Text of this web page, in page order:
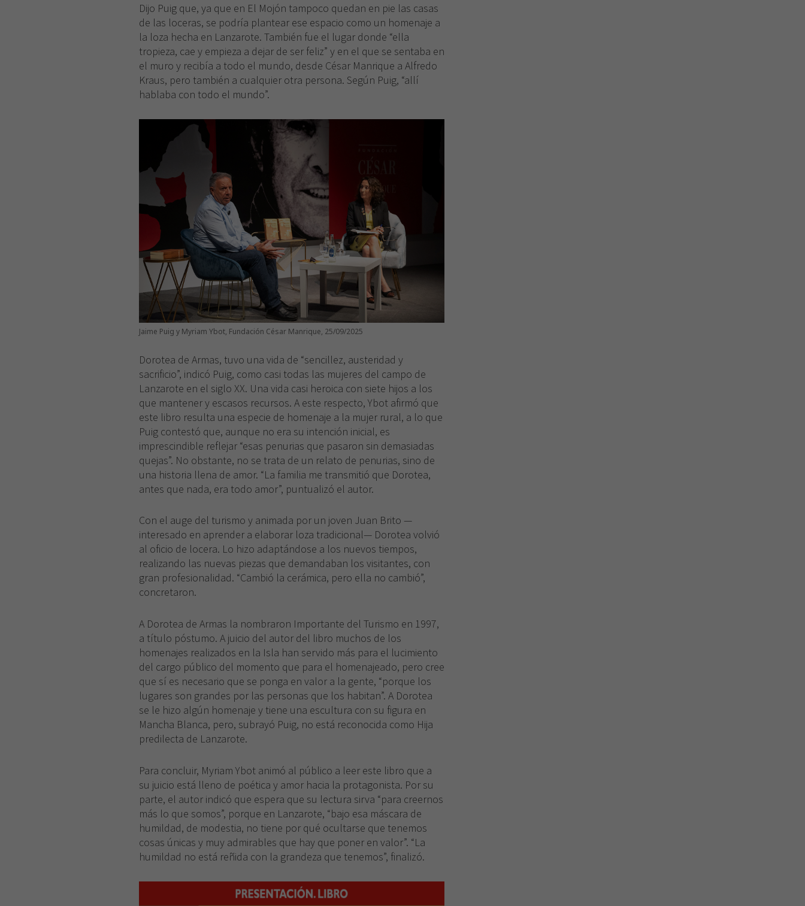
Dijo Puig que, ya que en El Mojón tampoco quedan en pie las casas
de las loceras, se podría plantear ese espacio como un homenaje a
la loza hecha en Lanzarote. También fue el lugar donde “ella
tropieza, cae y empieza a dejar de ser feliz” y en el que se sentaba en
el muro y recibía a todo el mundo, desde César Manrique a Alfredo
Kraus, pero también a cualquier otra persona. Según Puig, “allí
hablaba con todo el mundo”.
Jaime Puig y Myriam Ybot, Fundación César Manrique, 25/09/2025
Dorotea de Armas, tuvo una vida de “sencillez, austeridad y
sacrificio”, indicó Puig, como casi todas las mujeres del campo de
Lanzarote en el siglo XX. Una vida casi heroica con siete hijos a los
que mantener y escasos recursos. A este respecto, Ybot afirmó que
este libro resulta una especie de homenaje a la mujer rural, a lo que
Puig contestó que, aunque no era su intención inicial, es
imprescindible reflejar “esas penurias que pasaron sin demasiadas
quejas”. No obstante, no se trata de un relato de penurias, sino de
una historia llena de amor. “La familia me transmitió que Dorotea,
antes que nada, era todo amor”, puntualizó el autor.
Con el auge del turismo y animada por un joven Juan Brito —
interesado en aprender a elaborar loza tradicional— Dorotea volvió
al oficio de locera. Lo hizo adaptándose a los nuevos tiempos,
realizando las nuevas piezas que demandaban los visitantes, con
gran profesionalidad. “Cambió la cerámica, pero ella no cambió”,
concretaron.
A Dorotea de Armas la nombraron Importante del Turismo en 1997,
a título póstumo. A juicio del autor del libro muchos de los
homenajes realizados en la Isla han servido más para el lucimiento
del cargo público del momento que para el homenajeado, pero cree
que sí es necesario que se ponga en valor a la gente, “porque los
lugares son grandes por las personas que los habitan”. A Dorotea
se le hizo algún homenaje y tiene una escultura con su figura en
Mancha Blanca, pero, subrayó Puig, no está reconocida como Hija
predilecta de Lanzarote.
Para concluir, Myriam Ybot animó al público a leer este libro que a
su juicio está lleno de poética y amor hacia la protagonista. Por su
parte, el autor indicó que espera que su lectura sirva “para creernos
más lo que somos”, porque en Lanzarote, “bajo esa máscara de
humildad, de modestia, no tiene por qué ocultarse que tenemos
cosas únicas y muy admirables que hay que poner en valor”. “La
humildad no está reñida con la grandeza que tenemos”, finalizó.
Necesarias
Estas
cookies no
opcionales.
Son
necesarias
para que
Experiencia
nuestra web
funcione lo
rechaza estas
algunas
desaparecerán
de la web.